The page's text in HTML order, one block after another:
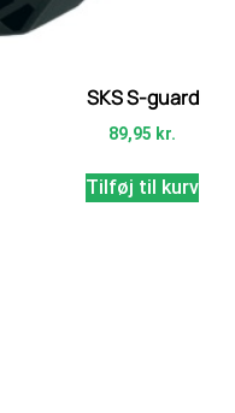
SKS S-guard
89,95 kr.
Tilføj til kurv